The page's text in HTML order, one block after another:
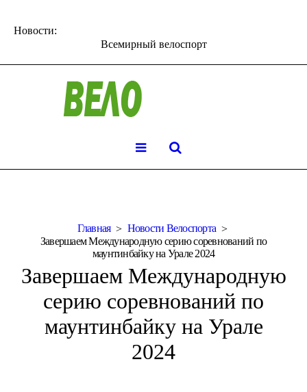
Новости:
Всемирный велоспорт
Главная
Новости Велоспорта
Завершаем Международную серию соревнований по
маунтинбайку на Урале 2024
Завершаем Международную
серию соревнований по
маунтинбайку на Урале
2024